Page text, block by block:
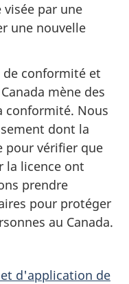
par une
une nouvelle
conformité et
mène des
conformité. Nous
dont la
pour vérifier que
la licence ont
prendre
pour protéger
au Canada.
d'application de